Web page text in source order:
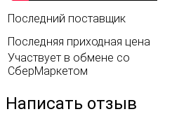
Последний поставщик
Последняя приходная цена
Участвует в обмене со
СберМаркетом
Написать отзыв